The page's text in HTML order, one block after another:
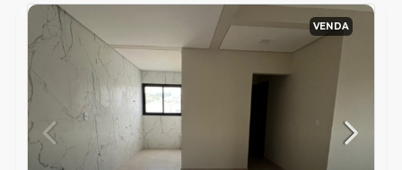
VENDA